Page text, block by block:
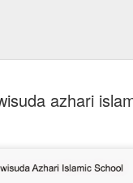
azhari